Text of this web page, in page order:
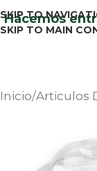
SKIP TO
SKIP TO MAIN
Hacemos
Inicio Articulos